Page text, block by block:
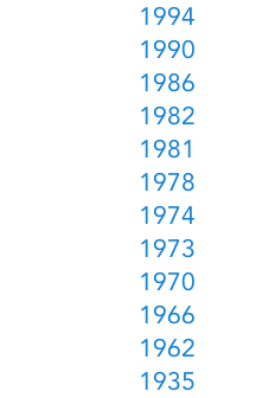
1994
1990
1986
1982
1981
1978
1974
1973
1970
1966
1962
1935